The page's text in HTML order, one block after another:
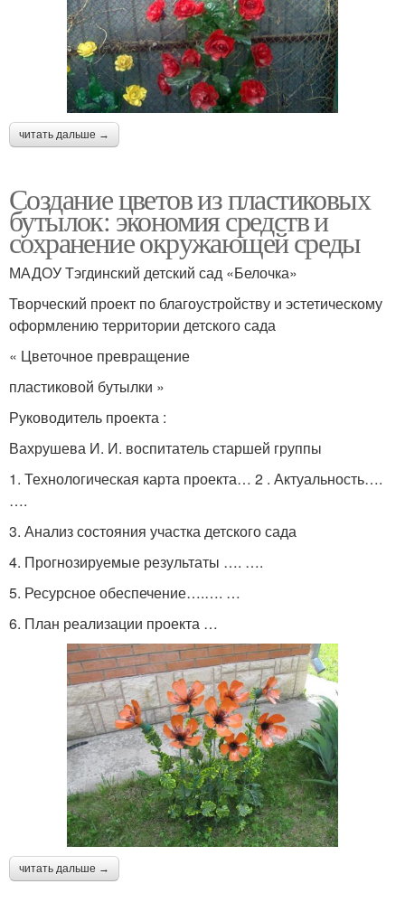
читать дальше →
Создание цветов из пластиковых
бутылок: экономия средств и
сохранение окружающей среды
МАДОУ Тэгдинский детский сад «Белочка»
Творческий проект по благоустройству и эстетическому
оформлению территории детского сада
« Цветочное превращение
пластиковой бутылки »
Руководитель проекта :
Вахрушева И. И. воспитатель старшей группы
1. Технологическая карта проекта… 2 . Актуальность….
….
3. Анализ состояния участка детского сада
4. Прогнозируемые результаты …. ….
5. Ресурсное обеспечение….…. …
6. План реализации проекта …
читать дальше →